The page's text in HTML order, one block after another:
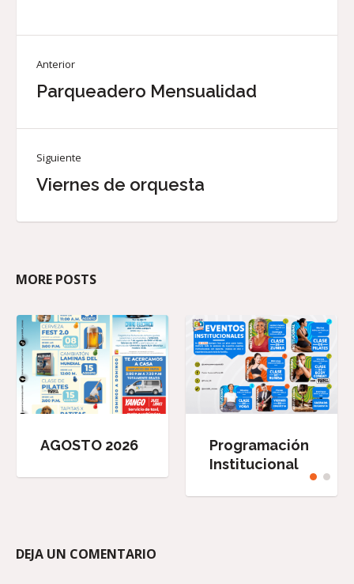
Anterior
Parqueadero Mensualidad
Siguiente
Viernes de orquesta
MORE POSTS
AGOSTO 2026
Programación
Institucional
DEJA UN COMENTARIO